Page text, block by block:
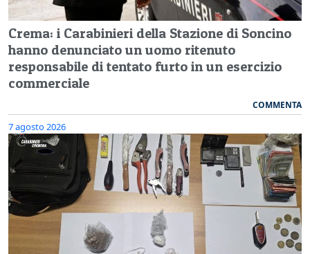
Crema: i Carabinieri della Stazione di Soncino
hanno denunciato un uomo ritenuto
responsabile di tentato furto in un esercizio
commerciale
COMMENTA
7 agosto 2026